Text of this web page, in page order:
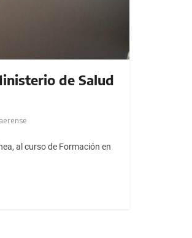
de Salud
al curso de Formación en